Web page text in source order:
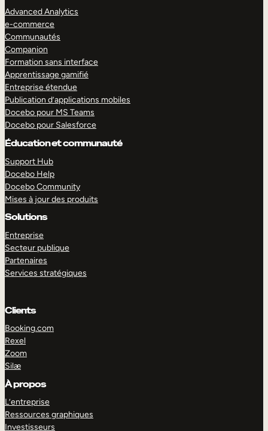
Advanced Analytics
e-commerce
Communautés
Companion
Formation sans interface
Apprentissage gamifié
Entreprise étendue
Publication d’applications mobiles
Docebo pour MS Teams
Docebo pour Salesforce
Éducation et communauté
Support Hub
Docebo Help
Docebo Community
Mises à jour des produits
Solutions
Entreprise
Secteur publique
Partenaires
Services stratégiques
Clients
Booking.com
Rexel
Zoom
Silæ
À propos
L’entreprise
Ressources graphiques
Investisseurs